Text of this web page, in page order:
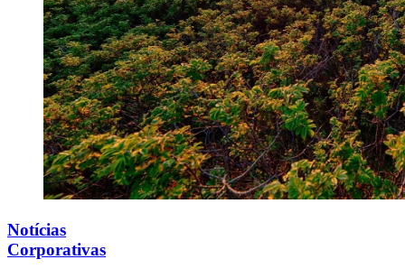
Notícias
Corporativas